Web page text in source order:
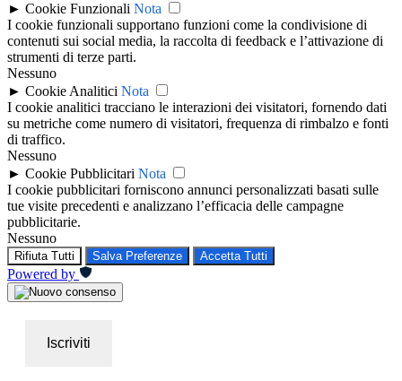
► Cookie Funzionali Nota
I cookie funzionali supportano funzioni come la condivisione di
contenuti sui social media, la raccolta di feedback e l’attivazione di
strumenti di terze parti.
Nessuno
► Cookie Analitici Nota
I cookie analitici tracciano le interazioni dei visitatori, fornendo dati
su metriche come numero di visitatori, frequenza di rimbalzo e fonti
di traffico.
Nessuno
► Cookie Pubblicitari Nota
I cookie pubblicitari forniscono annunci personalizzati basati sulle
tue visite precedenti e analizzano l’efficacia delle campagne
pubblicitarie.
Nessuno
Rifiuta Tutti Salva Preferenze Accetta Tutti
Powered by
Iscriviti